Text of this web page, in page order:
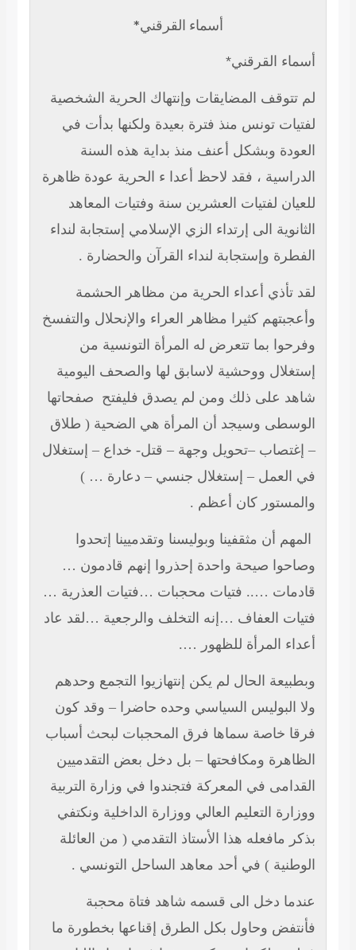
أسماء القرقني*
أسماء القرقني*
لم تتوقف المضايقات وإنتهاك الحرية الشخصية
لفتيات تونس منذ فترة بعيدة ولكنها بدأت في
العودة وبشكل أعنف منذ بداية هذه السنة
الدراسية ، فقد لاحظ أعدا ء الحرية عودة ظاهرة
للعيان لفتيات العشرين سنة وفتيات المعاهد
الثانوية الى إرتداء الزي الإسلامي إستجابة لنداء
الفطرة وإستجابة لنداء القرآن والحضارة .
لقد تأذي أعداء الحرية من مظاهر الحشمة
وأعجبتهم كثيرا مظاهر العراء والإنحلال والتفسخ
وفرحوا بما تتعرض له المرأة التونسية من
إستغلال ووحشية لاسابق لها والصحف اليومية
شاهد على ذلك ومن لم يصدق فليفتح صفحاتها
الوسطى وسيجد أن المرأة هي الضحية ( طلاق
– إغتصاب –تحويل وجهة – قتل- خداع – إستغلال
في العمل – إستغلال جنسي – دعارة … )
والمستور كان أعظم .
المهم أن مثقفينا وبوليسنا وتقدميينا إتحدوا
وصاحوا صيحة واحدة إحذروا إنهم قادمون …
قادمات ….. فتيات محجبات …فتيات العذرية …
فتيات العفاف …إنه التخلف والرجعية …لقد عاد
أعداء المرأة للظهور ….
وبطبيعة الحال لم يكن إنتهازيوا التجمع وحدهم
ولا البوليس السياسي وحده حاضرا – وقد كون
فرقا خاصة سماها فرق المحجبات لبحث أسباب
الظاهرة ومكافحتها – بل دخل بعض التقدميين
القدامى في المعركة فتجندوا في وزارة التربية
ووزارة التعليم العالي ووزارة الداخلية ونكتفي
بذكر مافعله هذا الأستاذ التقدمي ( من العائلة
الوطنية ) في أحد معاهد الساحل التونسي .
عندما دخل الى قسمه شاهد فتاة محجبة
فأنتفض وحاول بكل الطرق إقناعها بخطورة ما